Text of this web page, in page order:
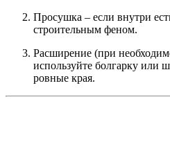
Просушка – если внутри
строительным феном.
Расширение (при
используйте болгарку или
ровные края.